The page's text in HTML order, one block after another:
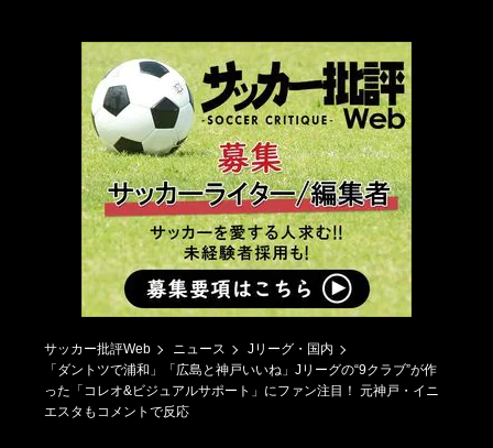
サッカー批評Web ニュース
Jリーグ・国内
「ダントツで浦和」「広島と神戸いいね」Jリーグの“9クラブ”が作
った「コレオ&ビジュアルサポート」にファン注目！ 元神戸・イニ
エスタもコメントで反応